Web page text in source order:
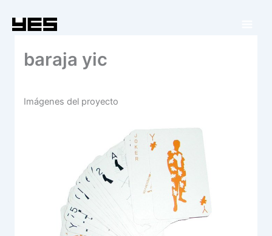
baraja yic
Imágenes del proyecto